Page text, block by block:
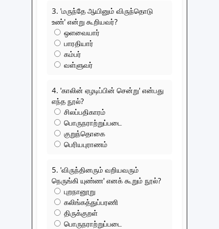
3. 'மருந்தே ஆயினும் விருந்தொடு
உண்' என்று கூறியவர்?
ஒளவையார்
பாரதியார்
கம்பர்
வள்ளுவர்
4. 'காலின் ஏழடிப்பின் சென்று' என்பது
எந்த நூல்?
சிலப்பதிகாரம்
பொருநராற்றுப்படை
குறுந்தொகை
பெரியபுராணம்
5. 'விருந்தினரும் வறியவரும்
நெருங்கி யுண்ண' எனக் கூறும் நூல்?
புறநானூறு
கலிங்கத்துப்பரணி
திருக்குறள்
பொருநராற்றுப்படை